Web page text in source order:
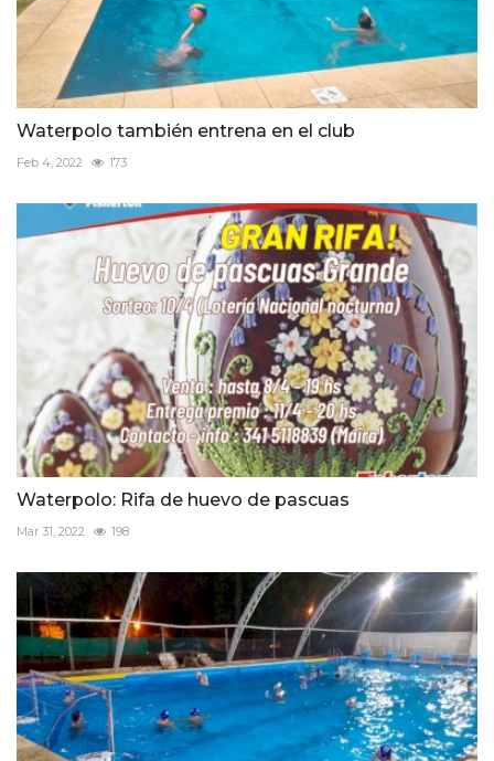
Waterpolo también entrena en el club
Feb 4, 2022 173
Waterpolo: Rifa de huevo de pascuas
Mar 31, 2022 198